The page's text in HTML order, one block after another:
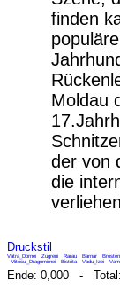
finden
Moldau
der von
die
Druckstil
Vatra_Dornei Zugreni Rarau Barnar Brosteni
Mitocul_Dragomirnei
Bistrita Vadu_Izei
Ende: 0,000 - Total: